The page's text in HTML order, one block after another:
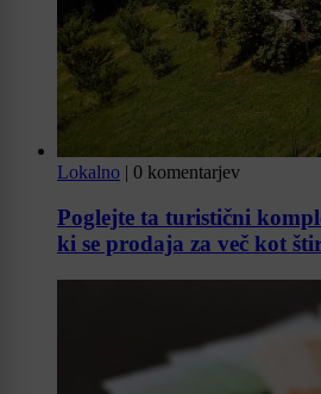
Lokalno | 0 komentarjev
Poglejte ta turistični
ki se prodaja za več kot